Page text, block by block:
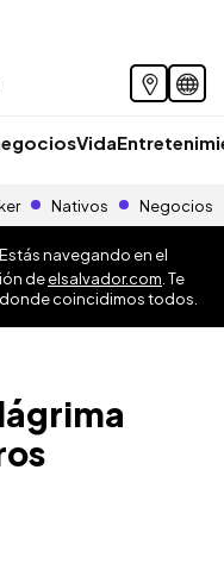
Vida
Nativos Negocios
navegando en el
deelsalvador.com . Te
coincidimos todos.